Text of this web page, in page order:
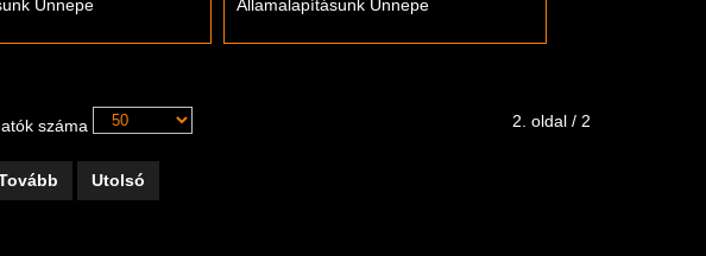
Ünnepe Államalapításunk Ünnepe
száma 2. oldal / 2
Utolsó